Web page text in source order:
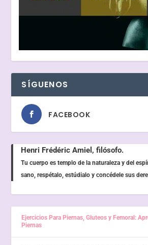
SÍGUENOS
FACEBOOK
Henri Frédéric Amiel, filósofo.
Tu cuerpo es templo de la naturaleza y del
sano, respétalo, estúdialo y concédele sus
Ejercicios Para Piernas, Gluteos y Femoral:
Piernas